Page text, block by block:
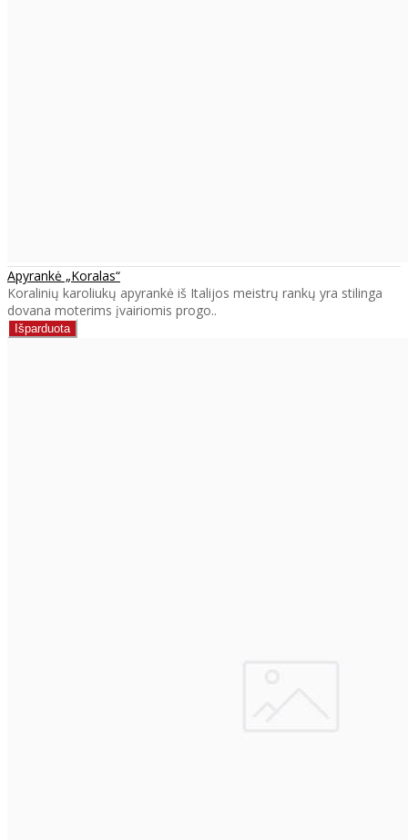
Apyrankė „Koralas“
Koralinių karoliukų apyrankė iš Italijos meistrų rankų yra stilinga
dovana moterims įvairiomis progo..